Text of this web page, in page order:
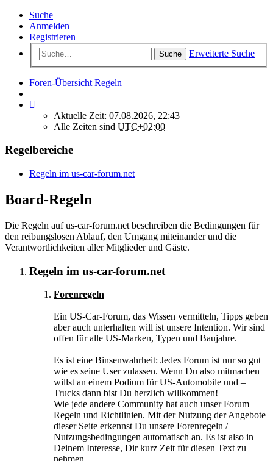
Suche
Anmelden
Registrieren
Suche Erweiterte Suche
Foren-Übersicht Regeln
Aktuelle Zeit: 07.08.2026, 22:43
Alle Zeiten sind UTC+02:00
Regelbereiche
Regeln im us-car-forum.net
Board-Regeln
Die Regeln auf us-car-forum.net beschreiben die Bedingungen für
den reibungslosen Ablauf, den Umgang miteinander und die
Verantwortlichkeiten aller Mitglieder und Gäste.
Regeln im us-car-forum.net
Forenregeln
Ein US-Car-Forum, das Wissen vermitteln, Tipps geben
aber auch unterhalten will ist unsere Intention. Wir sind
offen für alle US-Marken, Typen und Baujahre.
Es ist eine Binsenwahrheit: Jedes Forum ist nur so gut
wie es seine User zulassen. Wenn Du also mitmachen
willst an einem Podium für US-Automobile und –
Trucks dann bist Du herzlich willkommen!
Wie jede andere Community hat auch unser Forum
Regeln und Richtlinien. Mit der Nutzung der Angebote
dieser Seite erkennst Du unsere Forenregeln /
Nutzungsbedingungen automatisch an. Es ist also in
Deinem Interesse, Dir kurz Zeit für diesen Text zu